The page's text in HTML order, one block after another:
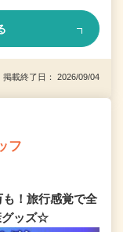
載終了日： 2026/09/04
フ
！旅行感覚で全
グッズ☆